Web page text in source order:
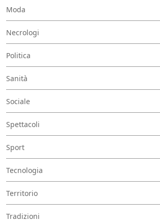
Moda
Necrologi
Politica
Sanità
Sociale
Spettacoli
Sport
Tecnologia
Territorio
Tradizioni